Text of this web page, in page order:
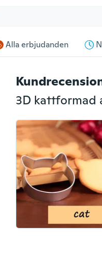
Alla erbjudanden